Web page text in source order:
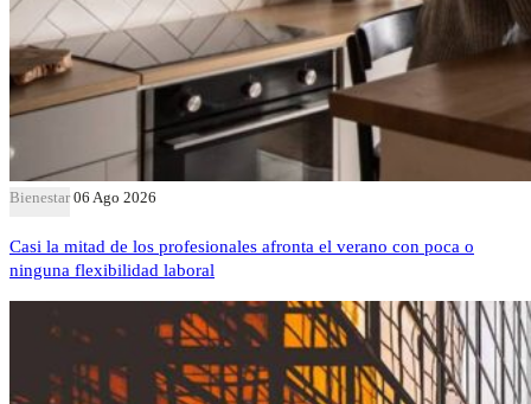
Bienestar 06 Ago 2026
Casi la mitad de los profesionales afronta el verano con poca o
ninguna flexibilidad laboral